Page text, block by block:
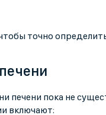
точно
печени пока не
включают: